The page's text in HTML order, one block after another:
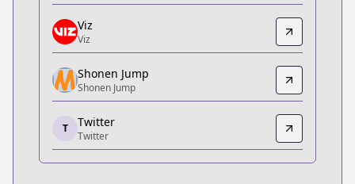
https://shonenjumpplus.com/episode/
Viz
Viz
https://www.viz.com/shonenjump/chapters/
Shonen Jump
Shonen Jump
https://www.shonenjump.com/j/rensai/jujutsu-
Twitter
Twitter
Viz
Viz
Shonen Jump
Shonen Jump
T Twitter
Twitter